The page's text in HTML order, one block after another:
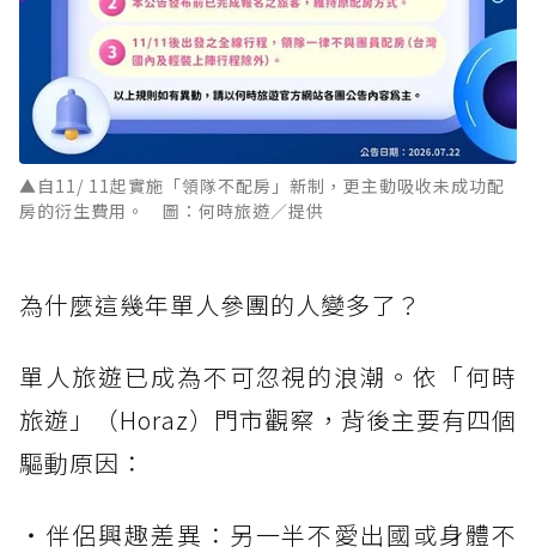
▲自11/ 11起實施「領隊不配房」新制，更主動吸收未成功配
房的衍生費用。 圖：何時旅遊／提供
為什麼這幾年單人參團的人變多了？
單人旅遊已成為不可忽視的浪潮。依「何時
旅遊」（Horaz）門市觀察，背後主要有四個
驅動原因：
・伴侶興趣差異：另一半不愛出國或身體不